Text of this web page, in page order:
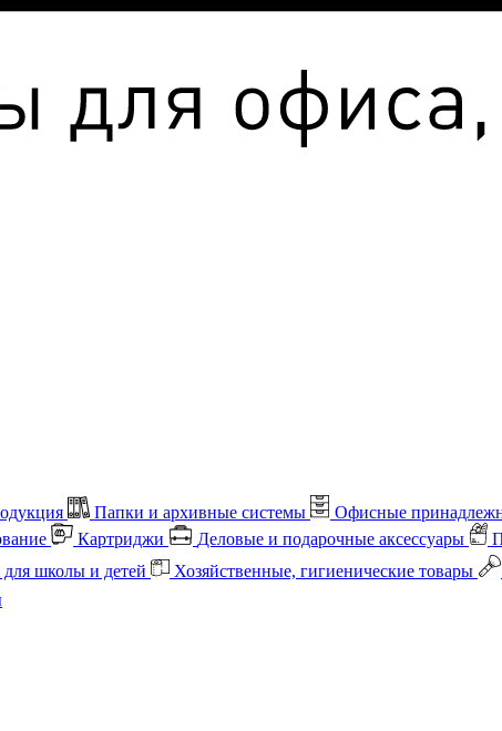
Папки и архивные системы Офисные
Картриджи Деловые и подарочные аксессуары
школы и детей Хозяйственные, гигиенические товары